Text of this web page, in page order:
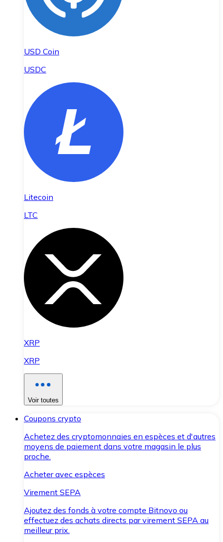
USD Coin
USDC
Litecoin
LTC
XRP
XRP
Voir toutes
Coupons crypto
Achetez des cryptomonnaies en espèces et d'autres
moyens de paiement dans votre magasin le plus
proche.
Acheter avec espèces
Virement SEPA
Ajoutez des fonds à votre compte Bitnovo ou
effectuez des achats directs par virement SEPA au
meilleur prix.